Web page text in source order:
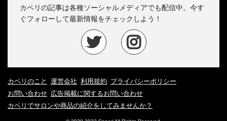
カペリの記事は各種ソーシャルメディアでも配信中。今す
ぐフォローして最新情報をチェックしよう！
カペリのこと 運営会社 利用規約 プライバシーポリシー
お問い合わせ 広告掲載に関するお問い合わせ
カペリでサロンや商品の紹介をしてみませんか？